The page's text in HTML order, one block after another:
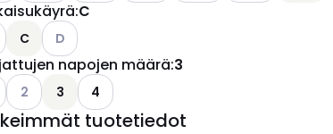
:C
C Katso käytettävissä olevat vaihtoehdot
D
napojen määrä:3
käytettävissä olevat vaihtoehdot
Katso käytettävissä olevat vaihtoehdot
2 3 4
tuotetiedot